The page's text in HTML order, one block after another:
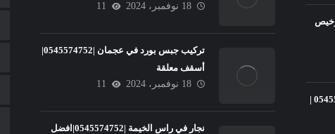
رخيص
تركيب سيراميك في عجمان |0545574752 |
18 نوفمبر، 2024
11
تركيب جبس بورد في عجمان |0545574752|
أسقف معلقة
18 نوفمبر، 2024
11
نجار في راس الخيمة |0545574752|افضل